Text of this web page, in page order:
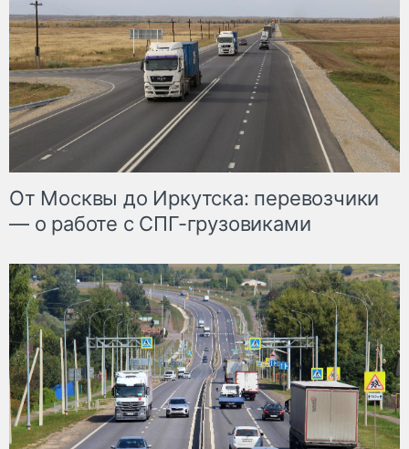
От Москвы до Иркутска: перевозчики
— о работе с СПГ-грузовиками